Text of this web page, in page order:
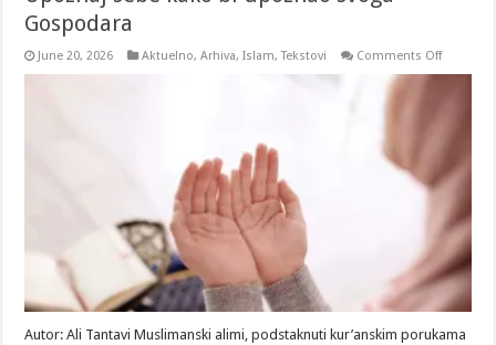
Gospodara
June 20, 2026 Aktuelno,Arhiva,Islam,Tekstovi Comments Offon
Autor: Ali Tantavi Muslimanski alimi, podstaknuti kur’anskim porukama